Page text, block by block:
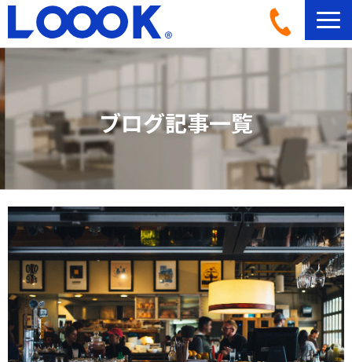
LOOOKとは
活用イメージ
導入事例一覧
ブログ記事一覧
よくあるご質問
お問い合わせ
ブログ記事一覧